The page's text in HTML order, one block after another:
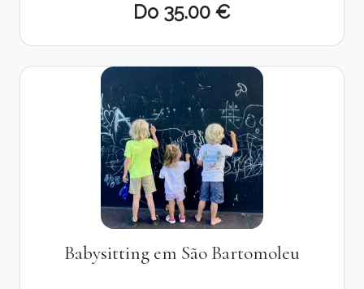
Do 35.00 €
Babysitting em São Bartomoleu